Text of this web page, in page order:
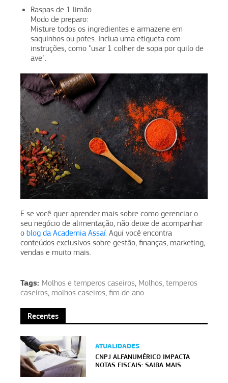
Raspas de 1 limão
Modo de preparo:
Misture todos os ingredientes e armazene em
saquinhos ou potes. Inclua uma etiqueta com
instruções, como "usar 1 colher de sopa por quilo de
ave".
E se você quer aprender mais sobre como gerenciar o
seu negócio de alimentação, não deixe de acompanhar
o blog da Academia Assaí. Aqui você encontra
conteúdos exclusivos sobre gestão, finanças, marketing,
vendas e muito mais.
Tags: Molhos e temperos caseiros, Molhos, temperos
caseiros, molhos caseiros, fim de ano
Recentes
ATUALIDADES
CNPJ ALFANUMÉRICO IMPACTA
NOTAS FISCAIS: SAIBA MAIS